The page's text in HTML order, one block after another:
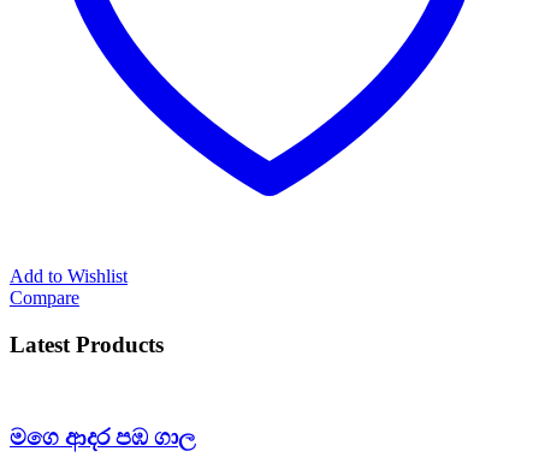
Add to Wishlist
Compare
Latest Products
මගෙ ආදර පඹ ගාල